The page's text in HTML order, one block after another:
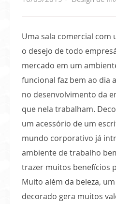
Uma sala comercial com
o desejo de todo
mercado em um
funcional faz bem ao dia
no desenvolvimento da
que nela trabalham.
um acessório de um
mundo corporativo já
ambiente de trabalho
trazer muitos benefícios
Muito além da beleza,
decorado gera muitos